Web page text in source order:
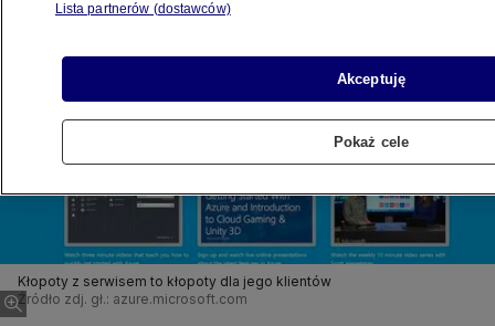
Kłopoty z serwisem to kłopoty dla jego klientów
Źródło zdj. gł.: azure.microsoft.com
Lista partnerów (dostawców)
Akceptuję
Pokaż cele